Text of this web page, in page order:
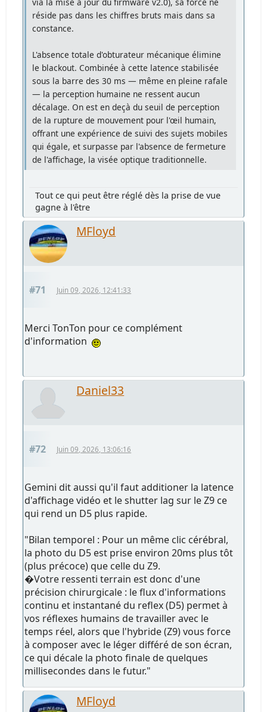
réside pas dans les chiffres bruts mais dans sa
constance.
L'absence totale d'obturateur mécanique élimine
le blackout. Combinée à cette latence stabilisée
sous la barre des 30 ms — même en pleine rafale
— la perception humaine ne ressent aucun
décalage. On est en deçà du seuil de perception
de la rupture de mouvement pour l'œil humain,
offrant une expérience de suivi des sujets mobiles
qui égale, et surpasse par l'absence de fermeture
de l'affichage, la visée optique traditionnelle.
Tout ce qui peut être réglé dès la prise de vue
gagne à l'être
MFloyd
#71 Juin 09, 2026, 12:41:33
Merci TonTon pour ce complément
d'information
Daniel33
#72 Juin 09, 2026, 13:06:16
Gemini dit aussi qu'il faut additioner la latence
d'affichage vidéo et le shutter lag sur le Z9 ce
qui rend un D5 plus rapide.
"Bilan temporel : Pour un même clic cérébral,
la photo du D5 est prise environ 20ms plus tôt
(plus précoce) que celle du Z9.
�Votre ressenti terrain est donc d'une
précision chirurgicale : le flux d'informations
continu et instantané du reflex (D5) permet à
vos réflexes humains de travailler avec le
temps réel, alors que l'hybride (Z9) vous force
à composer avec le léger différé de son écran,
ce qui décale la photo finale de quelques
millisecondes dans le futur."
MFloyd